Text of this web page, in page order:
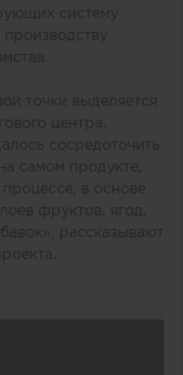
систему
точки выделяется
центра.
сосредоточить
самом продукте,
в основе
фруктов, ягод,
рассказывают